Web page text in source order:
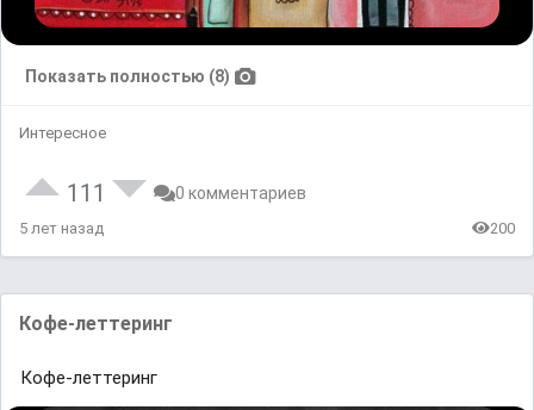
Показать полностью (8)
Интересное
111 0 комментариев
5 лет назад 200
Кофе-леттеринг
Кофе-леттеринг